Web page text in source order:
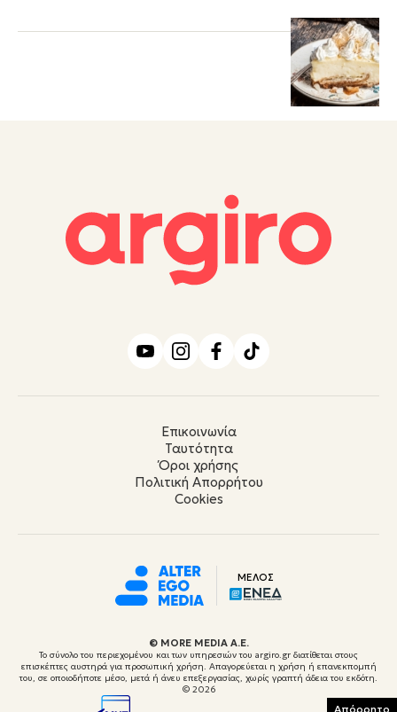
Επικοινωνία
Ταυτότητα
Όροι χρήσης
Πολιτική Απορρήτου
Cookies
ΜΕΛΟΣ
© ΜORE MEDIA Α.Ε.
Το σύνολο του περιεχομένου και των υπηρεσιών του argiro.gr διατίθεται στους
επισκέπτες αυστηρά για προσωπική χρήση. Απαγορεύεται η χρήση ή επανεκπομπή
του, σε οποιοδήποτε μέσο, μετά ή άνευ επεξεργασίας, χωρίς γραπτή άδεια του εκδότη.
© 2026
Απόρρητο